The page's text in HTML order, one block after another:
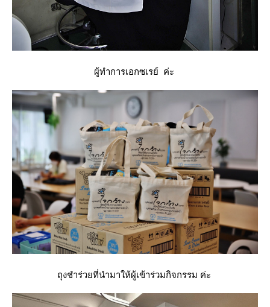
ผู้ทำการเอกซเรย์ ค่ะ
ถุงชำร่วยที่นำมาให้ผู้เข้าร่วมกิจกรรม ค่ะ